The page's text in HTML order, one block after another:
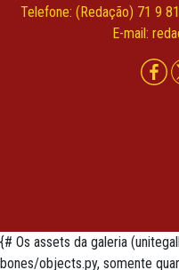
Telefone: (Redação) 71 9
E-mail:
{# Os assets da galeria
bones/objects.py, somente